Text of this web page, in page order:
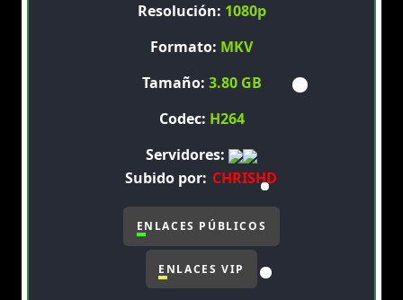
Resolución: 1080p
Formato: MKV
Tamaño: 3.80 GB
Codec: H264
Servidores:
Subido por: CHRISHD
ENLACES PÚBLICOS
ENLACES VIP